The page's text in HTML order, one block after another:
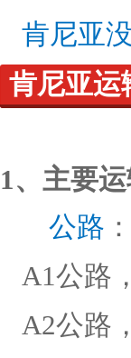
肯尼亚
肯尼亚运
1、主要
公路
A1公路
A2公路